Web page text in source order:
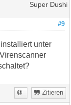
Super Dushi
#9
unter
Zitieren